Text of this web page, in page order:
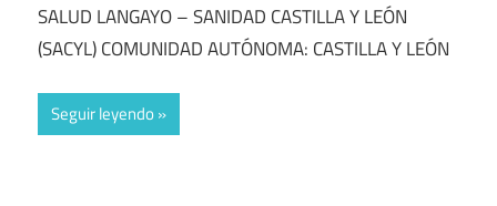
SALUD LANGAYO – SANIDAD CASTILLA Y LEÓN
(SACYL) COMUNIDAD AUTÓNOMA: CASTILLA Y LEÓN
Seguir leyendo